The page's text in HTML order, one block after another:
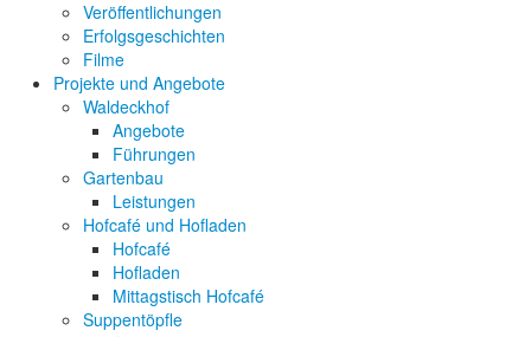
Veröffentlichungen
Erfolgsgeschichten
Filme
Projekte und Angebote
Waldeckhof
Angebote
Führungen
Gartenbau
Leistungen
Hofcafé und Hofladen
Hofcafé
Hofladen
Mittagstisch Hofcafé
Suppentöpfle